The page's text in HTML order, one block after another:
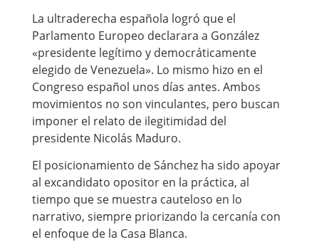
La ultraderecha española logró que el
Parlamento Europeo declarara a González
«presidente legítimo y democráticamente
elegido de Venezuela». Lo mismo hizo en el
Congreso español unos días antes. Ambos
movimientos no son vinculantes, pero buscan
imponer el relato de ilegitimidad del
presidente Nicolás Maduro.
El posicionamiento de Sánchez ha sido apoyar
al excandidato opositor en la práctica, al
tiempo que se muestra cauteloso en lo
narrativo, siempre priorizando la cercanía con
el enfoque de la Casa Blanca.